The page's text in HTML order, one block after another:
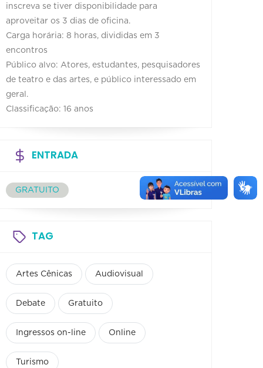
inscreva se tiver disponibilidade para
aproveitar os 3 dias de oficina.
Carga horária: 8 horas, divididas em 3
encontros
Público alvo: Atores, estudantes, pesquisadores
de teatro e das artes, e público interessado em
geral.
Classificação: 16 anos
ENTRADA
GRATUITO
TAG
Artes Cênicas Audiovisual
Debate Gratuito
Ingressos on-line Online
Turismo